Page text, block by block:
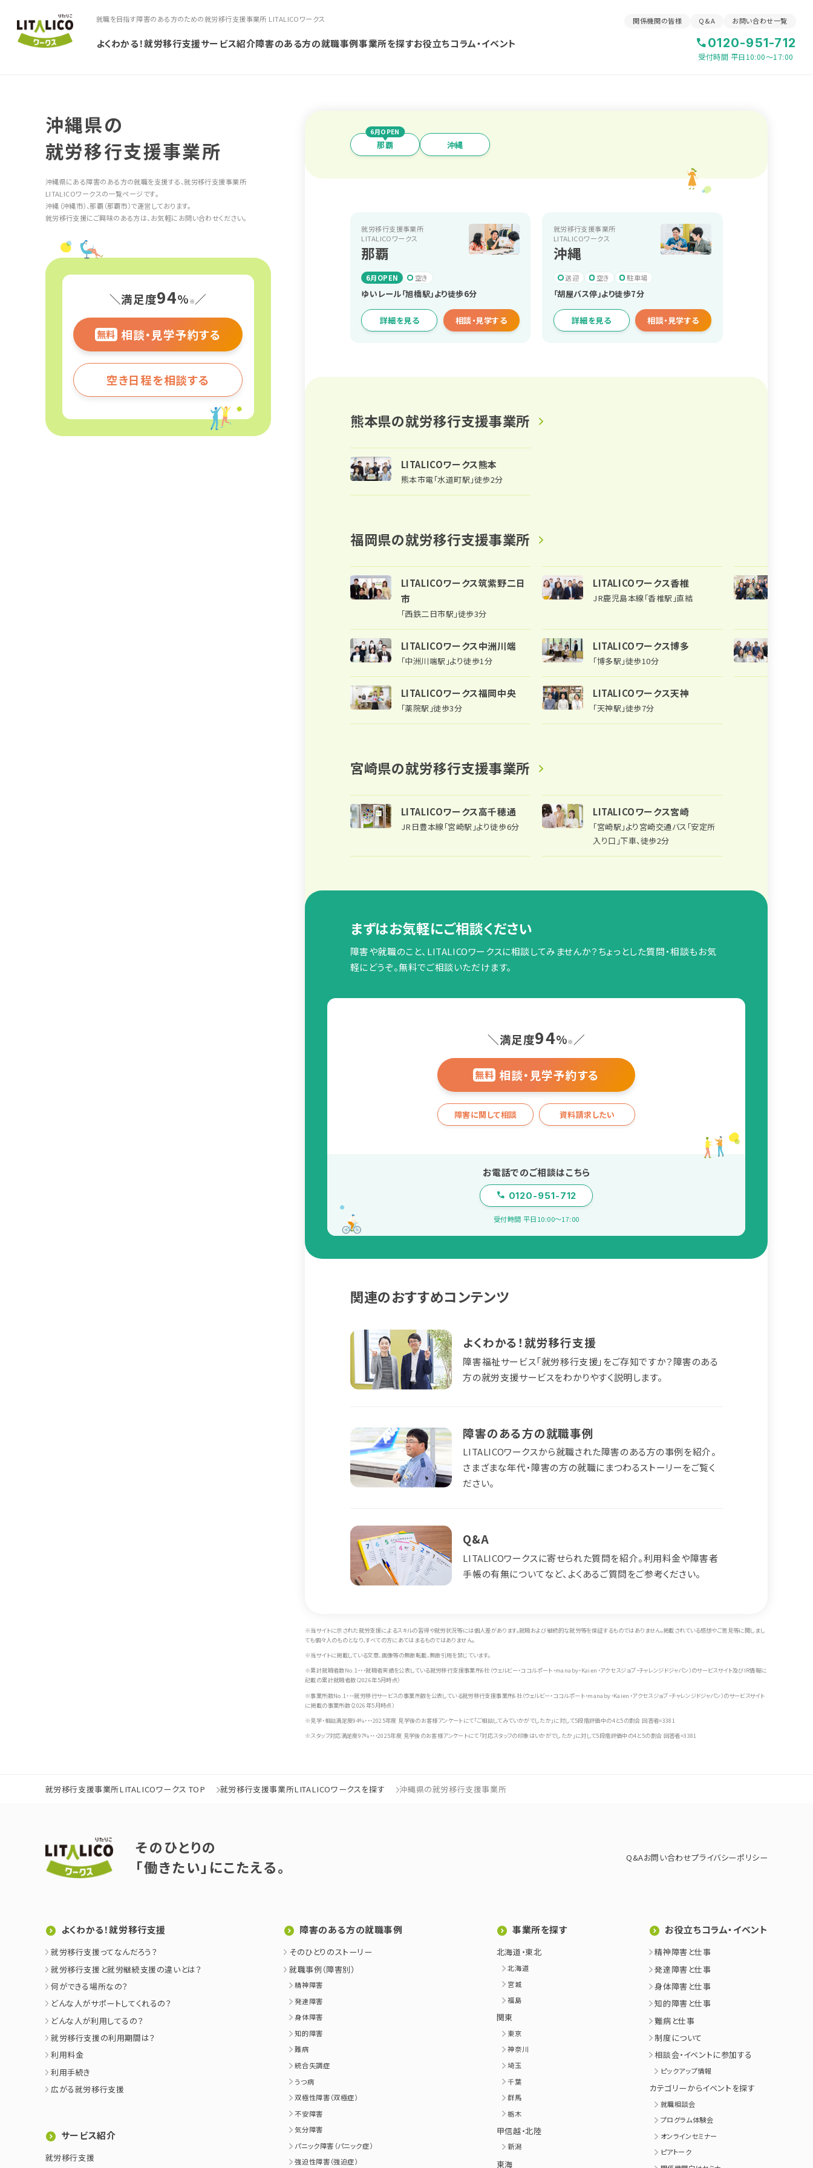
就職を目指す障害のある方のための就労移行支援事業所 LITALICOワークス 関係機関の皆様 Q&A お問い合わせ一覧
よくわかる！就労移行支援サービス紹介障害のある方の就職事例事業所を探すお役立ちコラム・イベント 0120-951-712
受付時間 平日10:00〜17:00
沖縄県の
就労移行支援事業所
沖縄県にある障害のある方の就職を支援する、就労移行支援事業所
LITALICOワークスの一覧ページです。
沖縄（沖縄市）、那覇（那覇市）で運営しております。
就労移行支援にご興味のある方は、お気軽にお問い合わせください。
＼満足度94% ※ ／
無料 相談・見学予約する
空き日程を相談する
6月OPEN
那覇 沖縄
就労移行支援事業所
LITALICOワークス
那覇
6月OPEN 空き
ゆいレール「旭橋駅」より徒歩6分
詳細を見る 相談・見学する
就労移行支援事業所
LITALICOワークス
沖縄
送迎 空き 駐車場
「胡屋バス停」より徒歩7分
詳細を見る 相談・見学する
熊本県の就労移行支援事業所
LITALICOワークス熊本
熊本市電「水道町駅」徒歩2分
福岡県の就労移行支援事業所
LITALICOワークス筑紫野二日
市
「西鉄二日市駅」徒歩3分
LITALICOワークス香椎
JR鹿児島本線「香椎駅」直結
LITALICOワークス中洲川端
「中洲川端駅」より徒歩1分
LITALICOワークス博多
「博多駅」徒歩10分
LITALICOワークス福岡中央
「薬院駅」徒歩3分
LITALICOワークス天神
「天神駅」徒歩7分
宮崎県の就労移行支援事業所
LITALICOワークス高千穂通
JR日豊本線「宮崎駅」より徒歩6分
LITALICOワークス宮崎
「宮崎駅」より宮崎交通バス「安定所
入り口」下車、徒歩2分
まずはお気軽にご相談ください
障害や就職のこと、LITALICOワークスに相談してみませんか？ちょっとした質問・相談もお気
軽にどうぞ。無料でご相談いただけます。
＼満足度94%※ ／
無料 相談・見学予約する
障害に関して相談 資料請求したい
お電話でのご相談はこちら
0120-951-712
受付時間 平日10:00〜17:00
関連のおすすめコンテンツ
よくわかる！就労移行支援
障害福祉サービス「就労移行支援」をご存知ですか？障害のある
方の就労支援サービスをわかりやすく説明します。
障害のある方の就職事例
LITALICOワークスから就職された障害のある方の事例を紹介。
さまざまな年代・障害の方の就職にまつわるストーリーをご覧く
ださい。
Q&A
LITALICOワークスに寄せられた質問を紹介。利用料金や障害者
手帳の有無についてなど、よくあるご質問をご参考ください。
※当サイトに示された就労支援によるスキルの習得や就労状況等には個人差があります。就職および継続的な就労等を保証するものではありません。掲載されている感想やご意見等に関しまし
ても個々人のものとなり、すべての方にあてはまるものではありません。
※当サイトに掲載している文章、画像等の無断転載、無断引用を禁じています。
※累計就職者数No.1・・・就職者実績を公表している就労移行支援事業所6社（ウェルビー・ココルポート・manaby・Kaien・アクセスジョブ・チャレンジドジャパン）のサービスサイト及びIR情報に
記載の累計就職者数（2026年5月時点）
※事業所数No.1・・・就労移行サービスの事業所数を公表している就労移行支援事業所6社（ウェルビー・ココルポート・manaby・Kaien・アクセスジョブ・チャレンジドジャパン）のサービスサイト
に掲載の事業所数（2026年5月時点）
※見学・相談満足度94%・・・2025年度 見学後のお客様アンケートにて「ご相談してみていかがでしたか」に対して5段階評価中の4と5の割合 回答者=3381
※スタッフ対応満足度97%・・・2025年度 見学後のお客様アンケートにて「対応スタッフの印象はいかがでしたか」に対して5段階評価中の4と5の割合 回答者=3381
就労移行支援事業所LITALICOワークス TOP 就労移行支援事業所LITALICOワークスを探す 沖縄県の就労移行支援事業所
そのひとりの
「働きたい」にこたえる。
Q&Aお問い合わせプライバシーポリシー
よくわかる！就労移行支援
就労移行支援ってなんだろう？
就労移行支援と就労継続支援の違いとは？
何ができる場所なの？
どんな人がサポートしてくれるの？
どんな人が利用してるの？
就労移行支援の利用期間は？
利用料金
利用手続き
広がる就労移行支援
サービス紹介
就労移行支援
障害のある方の就職事例
そのひとりのストーリー
就職事例（障害別）
精神障害
発達障害
身体障害
知的障害
難病
統合失調症
うつ病
双極性障害（双極症）
不安障害
気分障害
パニック障害（パニック症）
強迫性障害（強迫症）
事業所を探す
北海道・東北
北海道
宮城
福島
関東
東京
神奈川
埼玉
千葉
群馬
栃木
甲信越・北陸
新潟
東海
お役立ちコラム・イベント
精神障害と仕事
発達障害と仕事
身体障害と仕事
知的障害と仕事
難病と仕事
制度について
相談会・イベントに参加する
ピックアップ情報
カテゴリーからイベントを探す
就職相談会
プログラム体験会
オンラインセミナー
ピアトーク